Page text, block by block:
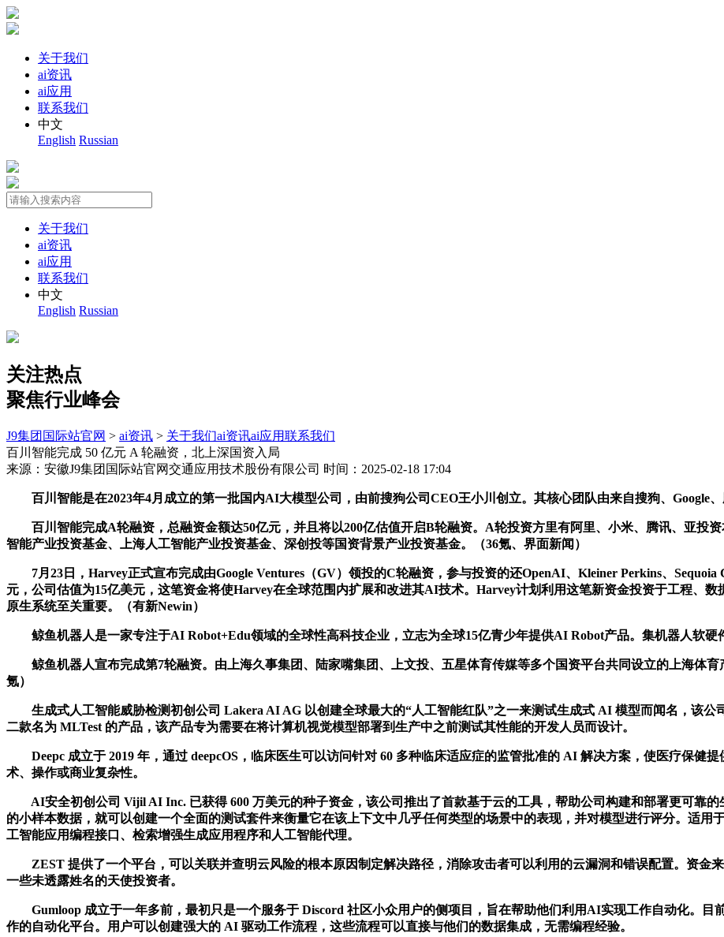
关于我们
ai资讯
ai应用
联系我们
中文
English Russian
关于我们
ai资讯
ai应用
联系我们
中文
English Russian
关注热点
聚焦行业峰会
J9集团国际站官网 > ai资讯 > 关于我们ai资讯ai应用联系我们
百川智能完成 50 亿元 A 轮融资，北上深国资入局
来源：安徽J9集团国际站官网交通应用技术股份有限公司 时间：2025-02-18 17:04
百川智能是在2023年4月成立的第一批国内AI大模型公司，由前搜狗公司CEO王小川创立。其核心团队由来自搜狗、Google
百川智能完成A轮融资，总融资金额达50亿元，并且将以200亿估值开启B轮融资。A轮投资方里有阿里、小米、腾讯、亚投
智能产业投资基金、上海人工智能产业投资基金、深创投等国资背景产业投资基金。（36氪、界面新闻）
7月23日，Harvey正式宣布完成由Google Ventures（GV）领投的C轮融资，参与投资的还OpenAI、Kleiner Perkins、Sequoia
元，公司估值为15亿美元，这笔资金将使Harvey在全球范围内扩展和改进其AI技术。Harvey计划利用这笔新资金投资于工程、
原生系统至关重要。（有新Newin）
鲸鱼机器人是一家专注于AI Robot+Edu领域的全球性高科技企业，立志为全球15亿青少年提供AI Robot产品。集机器人软硬
鲸鱼机器人宣布完成第7轮融资。由上海久事集团、陆家嘴集团、上文投、五星体育传媒等多个国资平台共同设立的上海体育
氪）
生成式人工智能威胁检测初创公司 Lakera AI AG 以创建全球最大的“人工智能红队”之一来测试生成式 AI 模型而闻名，该公
二款名为 MLTest 的产品，该产品专为需要在将计算机视觉模型部署到生产中之前测试其性能的开发人员而设计。
Deepc 成立于 2019 年，通过 deepcOS，临床医生可以访问针对 60 多种临床适应症的监管批准的 AI 解决方案，使医疗保健
术、操作或商业复杂性。
AI安全初创公司 Vijil AI Inc. 已获得 600 万美元的种子资金，该公司推出了首款基于云的工具，帮助公司构建和部署更可靠
的小样本数据，就可以创建一个全面的测试套件来衡量它在该上下文中几乎任何类型的场景中的表现，并对模型进行评分。适用
工智能应用编程接口、检索增强生成应用程序和人工智能代理。
ZEST 提供了一个平台，可以关联并查明云风险的根本原因制定解决路径，消除攻击者可以利用的云漏洞和错误配置。资金来
一些未透露姓名的天使投资者。
Gumloop 成立于一年多前，最初只是一个服务于 Discord 社区小众用户的侧项目，旨在帮助他们利用AI实现工作自动化。目
作的自动化平台。用户可以创建强大的 AI 驱动工作流程，这些流程可以直接与他们的数据集成，无需编程经验。